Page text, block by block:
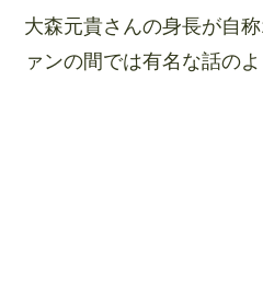
大森元貴さんの身長が自
ァンの間では有名な話のよ